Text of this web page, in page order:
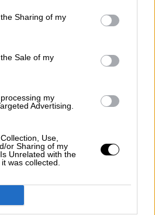
Sharing of my
Sale of my
my
Advertising.
Use,
or Sharing of my
Unrelated with the
was collected.
continúa su ascenso:
contagios en
que actualizaron